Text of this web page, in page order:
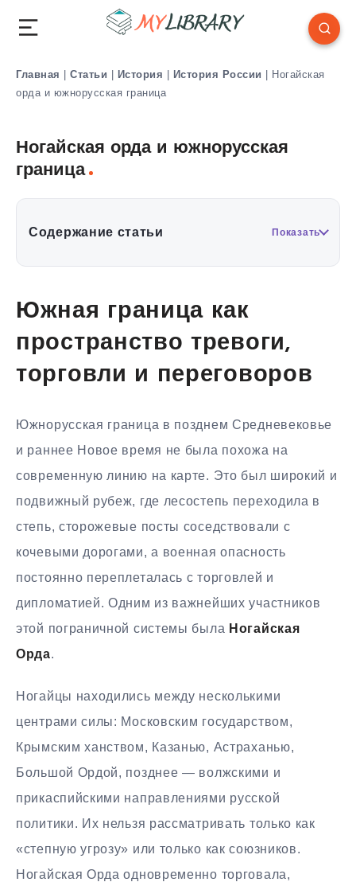
Главная | Статьи | История | История России | Ногайская
орда и южнорусская граница
Ногайская орда и южнорусская
граница
Содержание статьи Показать
Южная граница как
пространство тревоги,
торговли и переговоров
Южнорусская граница в позднем Средневековье
и раннее Новое время не была похожа на
современную линию на карте. Это был широкий и
подвижный рубеж, где лесостепь переходила в
степь, сторожевые посты соседствовали с
кочевыми дорогами, а военная опасность
постоянно переплеталась с торговлей и
дипломатией. Одним из важнейших участников
этой пограничной системы была Ногайская
Орда.
Ногайцы находились между несколькими
центрами силы: Московским государством,
Крымским ханством, Казанью, Астраханью,
Большой Ордой, позднее — волжскими и
прикаспийскими направлениями русской
политики. Их нельзя рассматривать только как
«степную угрозу» или только как союзников.
Ногайская Орда одновременно торговала,